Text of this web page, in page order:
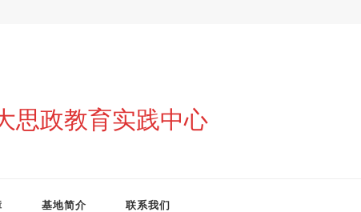
思政教育实践中心
基地简介 联系我们